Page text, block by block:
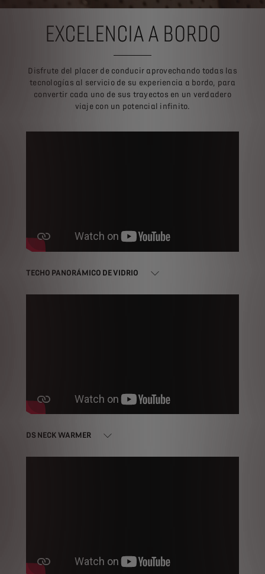
EXCELENCIA A BORDO
Disfrute del placer de conducir aprovechando todas las
tecnologías al servicio de su experiencia a bordo, para
convertir cada uno de sus trayectos en un verdadero
viaje con un potencial infinito.
TECHO PANORÁMICO DE VIDRIO
DS NECK WARMER